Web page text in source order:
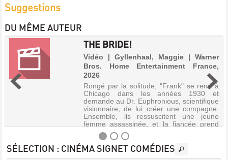
Suggestions
DU MÊME AUTEUR
THE BRIDE!
Vidéo | Gyllenhaal, Maggie | Warner
Bros. Home Entertainment France,
2026
Rongé par la solitude, "Frank" se rend à
Chicago dans les années 1930 et
demande au Dr. Euphronious, scientifique
visionnaire, de lui créer une compagne.
Ensemble, ils ressuscitent une jeune
femme assassinée, et la fiancée prend
SÉLECTION : CINÉMA SIGNET COMÉDIES